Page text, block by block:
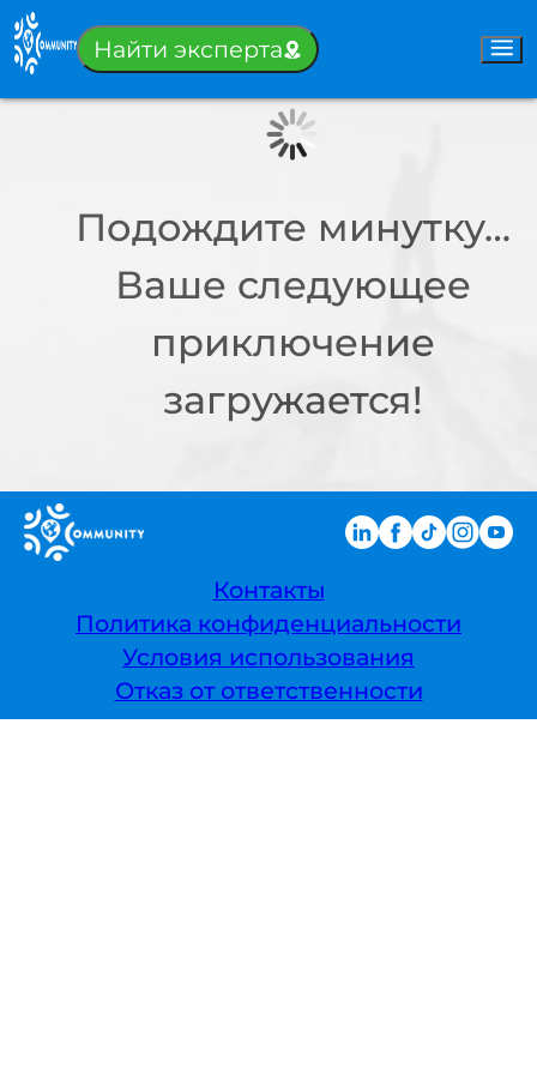
Найти эксперта
Подождите минутку…
Ваше следующее
приключение
загружается!
Контакты
Политика конфиденциальности
Условия использования
Отказ от ответственности